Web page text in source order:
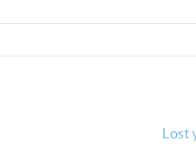
Lost